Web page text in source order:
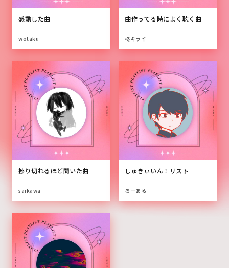
感動した曲
wotaku
曲作ってる時によく聴く曲
柊キライ
擦り切れるほど聞いた曲
saikawa
しゅきぃいん！リスト
ろーある